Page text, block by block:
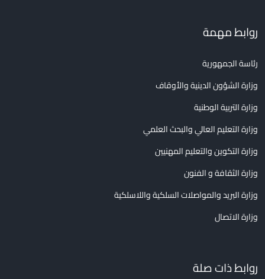
روابط مهمة
رئاسة الجمهورية
وزارة الشؤون الدينية والأوقاف
وزارة التربية الوطنية
وزارة التعليم العالي والبحث العلمي
وزارة التكوين والتعليم المهنيين
وزارة الثقافة و الفنون
وزارة البريد والمواصلات السلكية واللاسلكية
وزارة الاتصال
روابط ذات صلة